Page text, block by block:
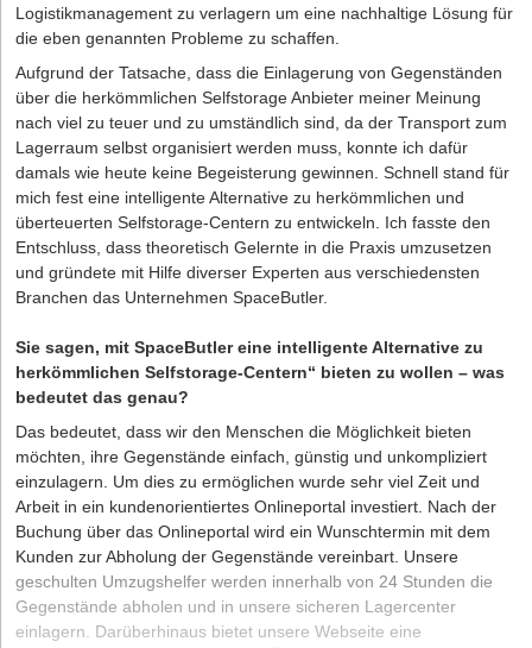
Logistikmanagement zu verlagern um eine nachhaltige Lösung für
die eben genannten Probleme zu schaffen.
Aufgrund der Tatsache, dass die Einlagerung von Gegenständen
über die herkömmlichen Selfstorage Anbieter meiner Meinung
nach viel zu teuer und zu umständlich sind, da der Transport zum
Lagerraum selbst organisiert werden muss, konnte ich dafür
damals wie heute keine Begeisterung gewinnen. Schnell stand für
mich fest eine intelligente Alternative zu herkömmlichen und
überteuerten Selfstorage-Centern zu entwickeln. Ich fasste den
Entschluss, dass theoretisch Gelernte in die Praxis umzusetzen
und gründete mit Hilfe diverser Experten aus verschiedensten
Branchen das Unternehmen SpaceButler.
Sie sagen, mit SpaceButler eine intelligente Alternative zu
herkömmlichen Selfstorage-Centern“ bieten zu wollen – was
bedeutet das genau?
Das bedeutet, dass wir den Menschen die Möglichkeit bieten
möchten, ihre Gegenstände einfach, günstig und unkompliziert
einzulagern. Um dies zu ermöglichen wurde sehr viel Zeit und
Arbeit in ein kundenorientiertes Onlineportal investiert. Nach der
Buchung über das Onlineportal wird ein Wunschtermin mit dem
Kunden zur Abholung der Gegenstände vereinbart. Unsere
geschulten Umzugshelfer werden innerhalb von 24 Stunden die
Gegenstände abholen und in unsere sicheren Lagercenter
einlagern. Darüberhinaus bietet unsere Webseite eine